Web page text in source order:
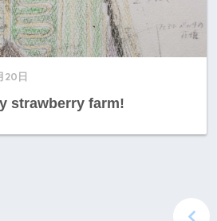
20日
strawberry farm!